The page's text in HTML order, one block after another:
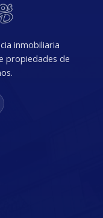
inmobiliaria
propiedades de